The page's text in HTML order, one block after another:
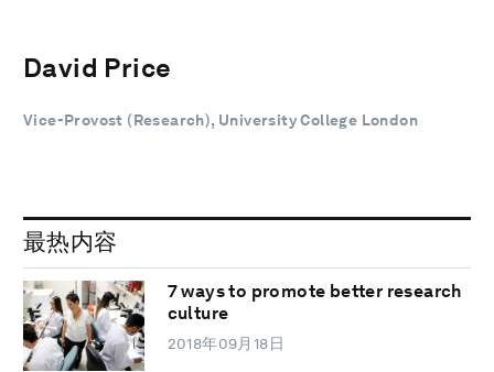
David Price
Vice-Provost (Research), University College London
最热内容
7 ways to promote better research
culture
2018年09月18日